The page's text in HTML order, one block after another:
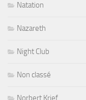
Natation
Nazareth
Night Club
Non classé
Norbert Krief